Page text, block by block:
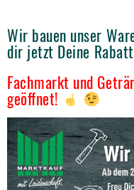
Wir bauen unser
dir jetzt Deine
Fachmarkt und
geöffnet!